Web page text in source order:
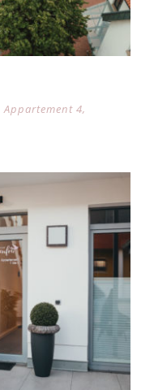
Appartement 4,